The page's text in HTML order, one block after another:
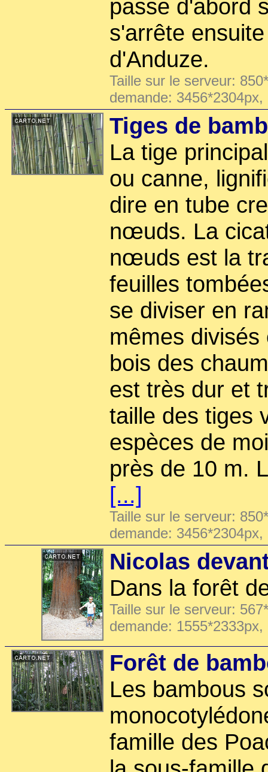
passe d'abord
s'arrête
d'Anduze.
Taille sur le serveur:
demande:
Tiges de
La tige
ou canne,
dire en tube
nœuds. La
nœuds est la
feuilles
se diviser en
mêmes
bois des
est très dur et
taille des tiges
espèces de
près de 10 m.
[...]
Taille sur le serveur:
demande:
Nicolas
Dans la forêt
Taille sur le serveur:
demande:
Forêt de
Les bambous
famille des